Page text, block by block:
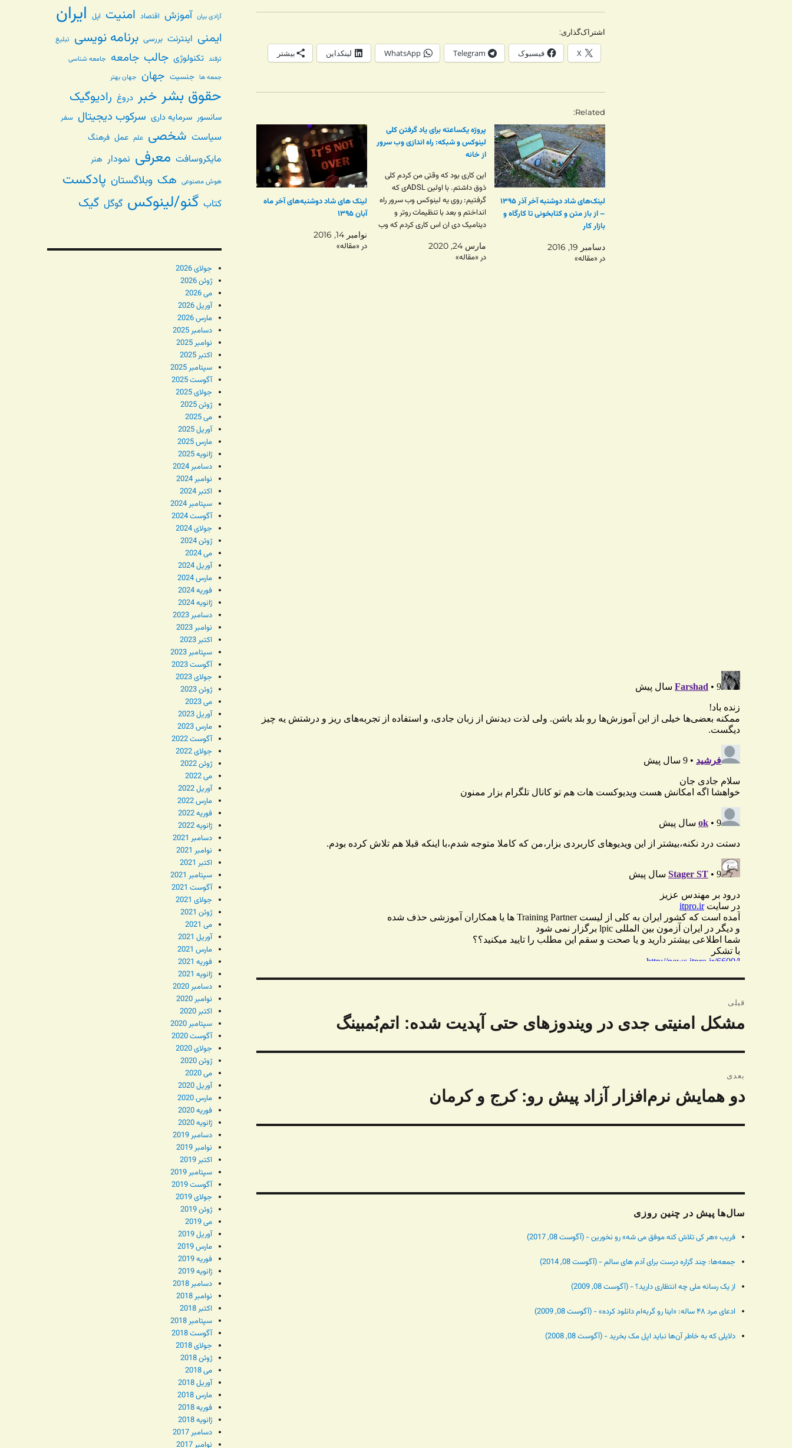
اشتراک‌گذاری:
X فیسبوک Telegram
WhatsApp لینکداین بیشتر
Related
لینک‌های شاد دوشنبه‌ آخر آذر ۱۳۹۵
– از باز متن و کتابخونی تا کارگاه و
بازار کار
دسامبر 19, 2016
در «مقاله»
پروژه یکساعته برای یاد گرفتن کلی
لینوکس و شبکه: راه اندازی وب سرور
از خانه
این کاری بود که وقتی من کردم کلی
ذوق داشتم. با اولین ADSLی که
گرفتیم: روی یه لینوکس وب سرور راه
انداختم و بعد با تنظیمات روتر و
دینامیک دی ان اس کاری کردم که وب
تقریبا ۳ سال قبل یکی ازم…
مارس 24, 2020
در «مقاله»
لینک های شاد دوشنبه‌های آخر ماه
آبان ۱۳۹۵
نوامبر 14, 2016
در «مقاله»
نوشته
قبلی
نوشته
مشکل امنیتی جدی در ویندوزهای حتی آپدیت شده: اتم‌بُمبینگ
بعدی
نوشته
دو همایش نرم‌افزار آزاد پیش رو: کرج و کرمان
سال‌ها پیش در چنین روزی
فریب «هر کی تلاش کنه موفق می شه» رو نخورین - (آگوست 08, 2017)
جمعه‌ها: چند گزاره درست برای آدم های سالم - (آگوست 08, 2014)
از یک رسانه ملی چه انتظاری دارید؟ - (آگوست 08, 2009)
ادعای مرد ۴۸ ساله: «اینا رو گربه‌ام دانلود کرده» - (آگوست 08, 2009)
دلایلی که به خاطر آن‌ها نباید اپل مک بخرید - (آگوست 08, 2008)
آزادی بیان آموزش اقتصاد امنیت اپل ایران
ایمنی اینترنت بررسی برنامه نویسی تبلیغ
ترفند تکنولوژی جالب جامعه جامعه شناسی
جمعه ها جنسیت جهان جهان بهتر
حقوق بشر خبر دروغ رادیوگیک
سانسور سرمایه داری سرکوب دیجیتال سفر
سیاست شخصی علم عمل فرهنگ
مایکروسافت معرفی نمودار هنر
هوش مصنوعی هک وبلاگستان پادکست
کتاب گنو/لینوکس گوگل گیک
جولای 2026
ژوئن 2026
می 2026
آوریل 2026
مارس 2026
دسامبر 2025
نوامبر 2025
اکتبر 2025
سپتامبر 2025
آگوست 2025
جولای 2025
ژوئن 2025
می 2025
آوریل 2025
مارس 2025
ژانویه 2025
دسامبر 2024
نوامبر 2024
اکتبر 2024
سپتامبر 2024
آگوست 2024
جولای 2024
ژوئن 2024
می 2024
آوریل 2024
مارس 2024
فوریه 2024
ژانویه 2024
دسامبر 2023
نوامبر 2023
اکتبر 2023
سپتامبر 2023
آگوست 2023
جولای 2023
ژوئن 2023
می 2023
آوریل 2023
مارس 2023
آگوست 2022
جولای 2022
ژوئن 2022
می 2022
آوریل 2022
مارس 2022
فوریه 2022
ژانویه 2022
دسامبر 2021
نوامبر 2021
اکتبر 2021
سپتامبر 2021
آگوست 2021
جولای 2021
ژوئن 2021
می 2021
آوریل 2021
مارس 2021
فوریه 2021
ژانویه 2021
دسامبر 2020
نوامبر 2020
اکتبر 2020
سپتامبر 2020
آگوست 2020
جولای 2020
ژوئن 2020
می 2020
آوریل 2020
مارس 2020
فوریه 2020
ژانویه 2020
دسامبر 2019
نوامبر 2019
اکتبر 2019
سپتامبر 2019
آگوست 2019
جولای 2019
ژوئن 2019
می 2019
آوریل 2019
مارس 2019
فوریه 2019
ژانویه 2019
دسامبر 2018
نوامبر 2018
اکتبر 2018
سپتامبر 2018
آگوست 2018
جولای 2018
ژوئن 2018
می 2018
آوریل 2018
مارس 2018
فوریه 2018
ژانویه 2018
دسامبر 2017
نوامبر 2017